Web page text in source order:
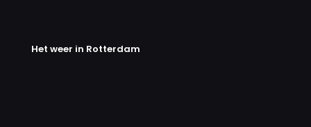
Het weer in Rotterdam